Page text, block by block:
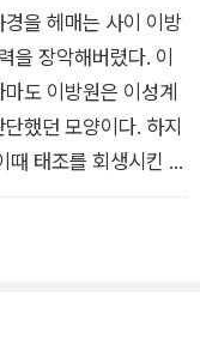
몸이 몹시 쇠약해져
돌볼 것을 요청했으
을 돌보지 않은 것이
을 헤매는 사이 이방
을 장악해버렸다. 이
도 이방원은 이성계
했던 모양이다. 하지
태조를 회생시킨 인